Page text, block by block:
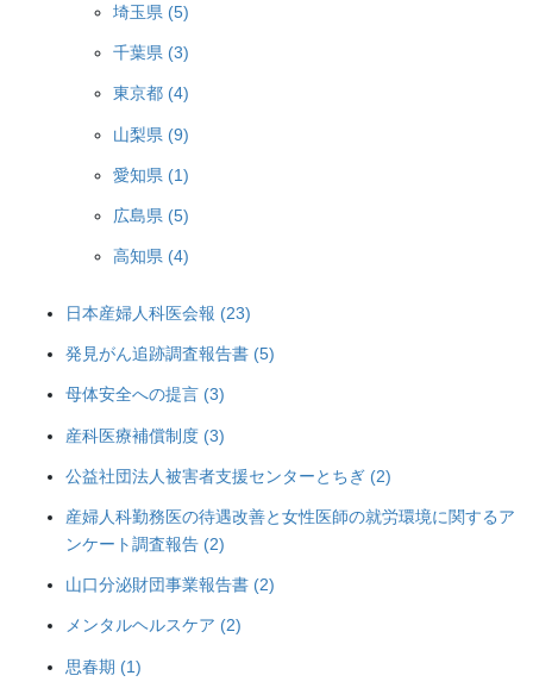
埼玉県 (5)
千葉県 (3)
東京都 (4)
山梨県 (9)
愛知県 (1)
広島県 (5)
高知県 (4)
日本産婦人科医会報 (23)
発見がん追跡調査報告書 (5)
母体安全への提言 (3)
産科医療補償制度 (3)
公益社団法人被害者支援センターとちぎ (2)
産婦人科勤務医の待遇改善と女性医師の就労環境に関するア
ンケート調査報告 (2)
山口分泌財団事業報告書 (2)
メンタルヘルスケア (2)
思春期 (1)